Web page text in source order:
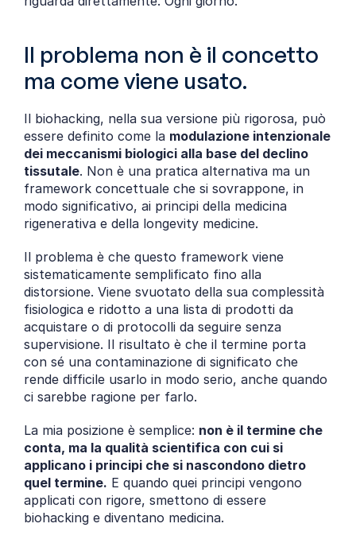
Il problema non è il concetto
ma come viene usato.
Il biohacking, nella sua versione più rigorosa, può
essere definito come la modulazione intenzionale
dei meccanismi biologici alla base del declino
tissutale. Non è una pratica alternativa ma un
framework concettuale che si sovrappone, in
modo significativo, ai principi della medicina
rigenerativa e della longevity medicine.
Il problema è che questo framework viene
sistematicamente semplificato fino alla
distorsione. Viene svuotato della sua complessità
fisiologica e ridotto a una lista di prodotti da
acquistare o di protocolli da seguire senza
supervisione. Il risultato è che il termine porta
con sé una contaminazione di significato che
rende difficile usarlo in modo serio, anche quando
ci sarebbe ragione per farlo.
La mia posizione è semplice: non è il termine che
conta, ma la qualità scientifica con cui si
applicano i principi che si nascondono dietro
quel termine. E quando quei principi vengono
applicati con rigore, smettono di essere
biohacking e diventano medicina.